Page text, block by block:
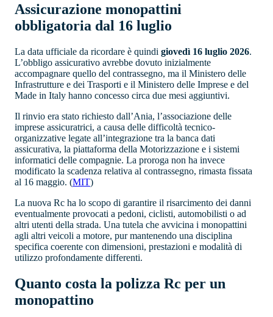
Assicurazione monopattini
obbligatoria dal 16 luglio
La data ufficiale da ricordare è quindi giovedì 16 luglio 2026.
L’obbligo assicurativo avrebbe dovuto inizialmente
accompagnare quello del contrassegno, ma il Ministero delle
Infrastrutture e dei Trasporti e il Ministero delle Imprese e del
Made in Italy hanno concesso circa due mesi aggiuntivi.
Il rinvio era stato richiesto dall’Ania, l’associazione delle
imprese assicuratrici, a causa delle difficoltà tecnico-
organizzative legate all’integrazione tra la banca dati
assicurativa, la piattaforma della Motorizzazione e i sistemi
informatici delle compagnie. La proroga non ha invece
modificato la scadenza relativa al contrassegno, rimasta fissata
al 16 maggio. (MIT⁠)
La nuova Rc ha lo scopo di garantire il risarcimento dei danni
eventualmente provocati a pedoni, ciclisti, automobilisti o ad
altri utenti della strada. Una tutela che avvicina i monopattini
agli altri veicoli a motore, pur mantenendo una disciplina
specifica coerente con dimensioni, prestazioni e modalità di
utilizzo profondamente differenti.
Quanto costa la polizza Rc per un
monopattino